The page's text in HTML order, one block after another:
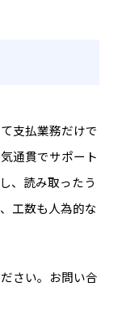
支払業務だけで
通貫でサポート
、読み取ったう
工数も人為的な
さい。お問い合